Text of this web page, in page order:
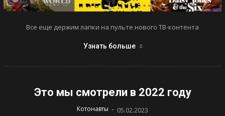
Все еще держим лапки на пульте нового ТВ-контента
Узнать больше
Это мы смотрели в 2022 году
Котонавты - 05.02.2023